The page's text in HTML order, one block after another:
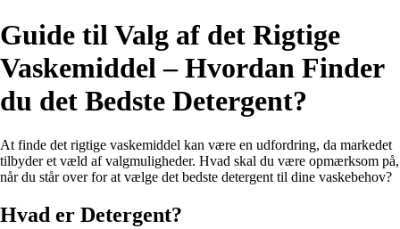
Guide til Valg af det Rigtige
Vaskemiddel – Hvordan Finder
du det Bedste Detergent?
At finde det rigtige vaskemiddel kan være en udfordring, da markedet
tilbyder et væld af valgmuligheder. Hvad skal du være opmærksom på,
når du står over for at vælge det bedste detergent til dine vaskebehov?
Hvad er Detergent?